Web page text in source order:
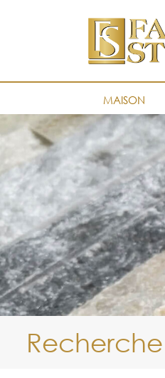
MAISON
Recherche